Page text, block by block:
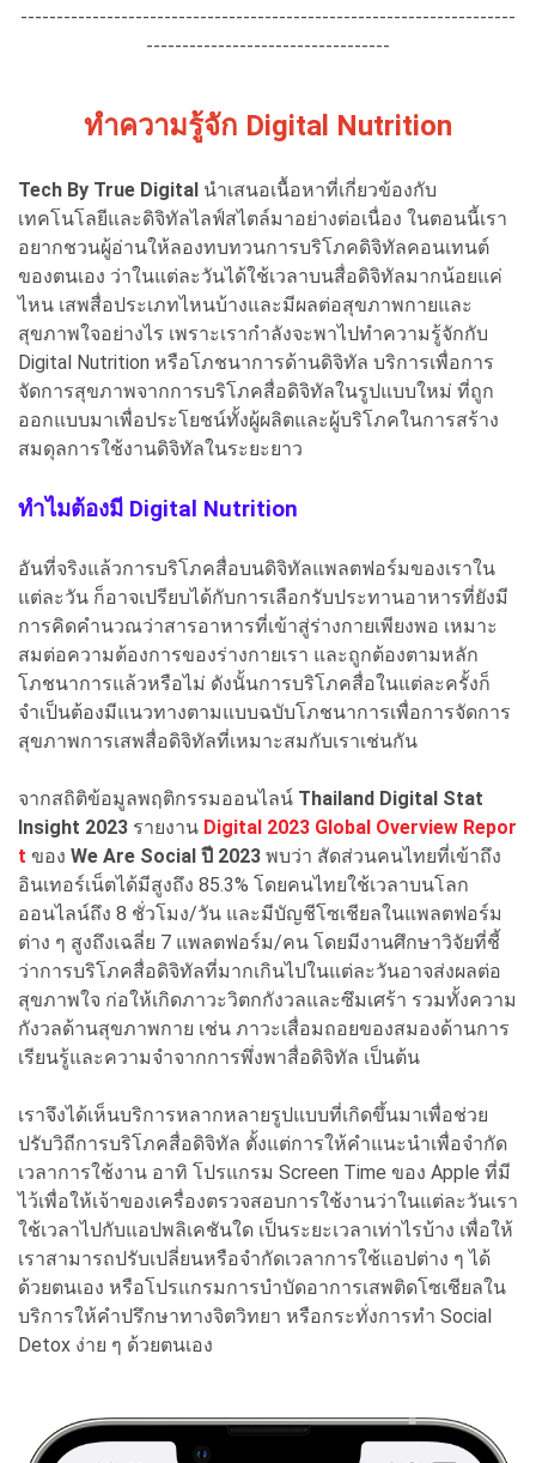
---------------------------------------------------------------------
----------------------------------
ทำความรู้จัก Digital Nutrition
Tech By True Digital นำเสนอเนื้อหาที่เกี่ยวข้องกับ
เทคโนโลยีและดิจิทัลไลฟ์สไตล์มาอย่างต่อเนื่อง ในตอนนี้เรา
อยากชวนผู้อ่านให้ลองทบทวนการบริโภคดิจิทัลคอนเทนต์
ของตนเอง ว่าในแต่ละวันได้ใช้เวลาบนสื่อดิจิทัลมากน้อยแค่
ไหน เสพสื่อประเภทไหนบ้างและมีผลต่อสุขภาพกายและ
สุขภาพใจอย่างไร เพราะเรากำลังจะพาไปทำความรู้จักกับ
Digital Nutrition หรือโภชนาการด้านดิจิทัล บริการเพื่อการ
จัดการสุขภาพจากการบริโภคสื่อดิจิทัลในรูปแบบใหม่ ที่ถูก
ออกแบบมาเพื่อประโยชน์ทั้งผู้ผลิตและผู้บริโภคในการสร้าง
สมดุลการใช้งานดิจิทัลในระยะยาว
ทำไมต้องมี Digital Nutrition
อันที่จริงแล้วการบริโภคสื่อบนดิจิทัลแพลตฟอร์มของเราใน
แต่ละวัน ก็อาจเปรียบได้กับการเลือกรับประทานอาหารที่ยังมี
การคิดคำนวณว่าสารอาหารที่เข้าสู่ร่างกายเพียงพอ เหมาะ
สมต่อความต้องการของร่างกายเรา และถูกต้องตามหลัก
โภชนาการแล้วหรือไม่ ดังนั้นการบริโภคสื่อในแต่ละครั้งก็
จำเป็นต้องมีแนวทางตามแบบฉบับโภชนาการเพื่อการจัดการ
สุขภาพการเสพสื่อดิจิทัลที่เหมาะสมกับเราเช่นกัน
จากสถิติข้อมูลพฤติกรรมออนไลน์ Thailand Digital Stat
Insight 2023 รายงาน Digital 2023 Global Overview Repor
t ของ We Are Social ปี 2023 พบว่า สัดส่วนคนไทยที่เข้าถึง
อินเทอร์เน็ตได้มีสูงถึง 85.3% โดยคนไทยใช้เวลาบนโลก
ออนไลน์ถึง 8 ชั่วโมง/วัน และมีบัญชีโซเชียลในแพลตฟอร์ม
ต่าง ๆ สูงถึงเฉลี่ย 7 แพลตฟอร์ม/คน โดยมีงานศึกษาวิจัยที่ชี้
ว่าการบริโภคสื่อดิจิทัลที่มากเกินไปในแต่ละวันอาจส่งผลต่อ
สุขภาพใจ ก่อให้เกิดภาวะวิตกกังวลและซึมเศร้า รวมทั้งความ
กังวลด้านสุขภาพกาย เช่น ภาวะเสื่อมถอยของสมองด้านการ
เรียนรู้และความจำจากการพึ่งพาสื่อดิจิทัล เป็นต้น
เราจึงได้เห็นบริการหลากหลายรูปแบบที่เกิดขึ้นมาเพื่อช่วย
ปรับวิถีการบริโภคสื่อดิจิทัล ตั้งแต่การให้คำแนะนำเพื่อจำกัด
เวลาการใช้งาน อาทิ โปรแกรม Screen Time ของ Apple ที่มี
ไว้เพื่อให้เจ้าของเครื่องตรวจสอบการใช้งานว่าในแต่ละวันเรา
ใช้เวลาไปกับแอปพลิเคชันใด เป็นระยะเวลาเท่าไรบ้าง เพื่อให้
เราสามารถปรับเปลี่ยนหรือจำกัดเวลาการใช้แอปต่าง ๆ ได้
ด้วยตนเอง หรือโปรแกรมการบำบัดอาการเสพติดโซเชียลใน
บริการให้คำปรึกษาทางจิตวิทยา หรือกระทั่งการทำ Social
Detox ง่าย ๆ ด้วยตนเอง